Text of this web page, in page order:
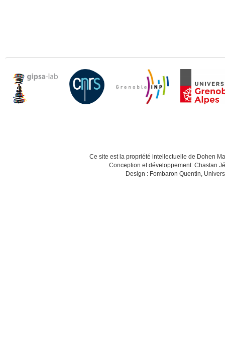
Ce site est la propriété intellectuelle de Dohen
Conception et développement: Chastan
Design : Fombaron Quentin,